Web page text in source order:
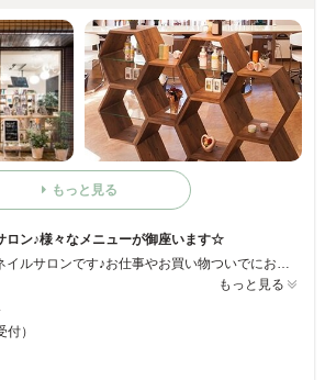
もっと見る
ロン♪様々なメニューが御座います☆
松山市街にある街中のネイルサロンです♪お仕事やお買い物ついでにお気軽にお立ち寄り頂けます♪♪健康的にネイルをお楽しみ頂けます為に、爪を削らず傷つけないバラジェルを使用しております！！スタッフ一同、お客様のご来店を心よりお待ち致しております♪
もっと見る
）